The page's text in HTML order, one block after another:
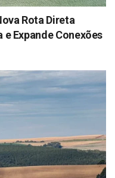
Rota Direta
Expande Conexões